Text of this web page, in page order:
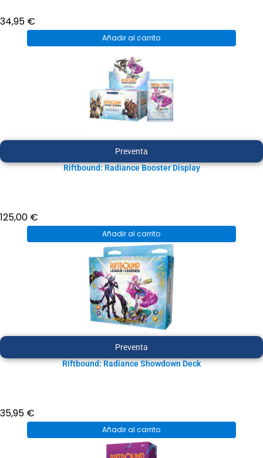
34,95 €
Añadir al carrito
Preventa
Riftbound: Radiance Booster Display
125,00 €
Añadir al carrito
Preventa
Riftbound: Radiance Showdown Deck
35,95 €
Añadir al carrito